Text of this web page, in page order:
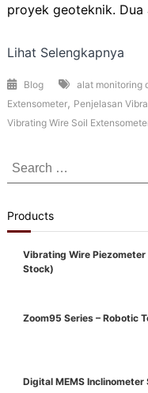
proyek geoteknik.
Lihat Selengkapnya
Blog alat monitoring
Extensometer, Penjelasan
Vibrating Wire Soil
Search
for:
Products
Vibrating Wire Piezometer
Stock)
Zoom95 Series – Robotic
Digital MEMS